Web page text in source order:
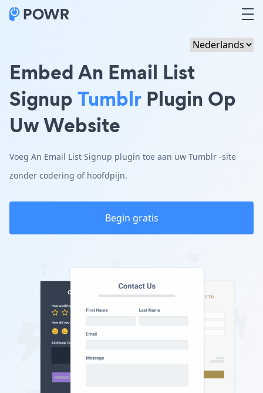
Embed An Email List
SignupTumblr Plugin Op
Uw Website
Voeg An Email List Signup plugin toe aan uw Tumblr -site
zonder codering of hoofdpijn.
Begin gratis